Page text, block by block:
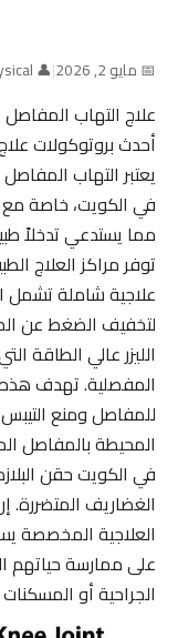
📅 مايو 2, 2026 |
👤 physical
علاج التهاب المفاصل
أحدث بروتوكولات علاج
يعتبر التهاب المفاصل
في الكويت، خاصة مع
مما يستدعي تدخلاً
توفر مراكز العلاج
علاجية شاملة تشمل
لتخفيف الضغط عن
الليزر عالي الطاقة
المفصلية. تهدف هذه
للمفاصل ومنع التيبس
المحيطة بالمفاصل
الغضاريف المتضررة. إن
العلاجية المخصصة
على ممارسة حياتهم
الجراحية أو المسكنات